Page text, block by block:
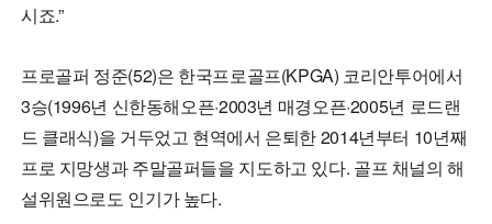
시죠.”
프로골퍼 정준(52)은 한국프로골프(KPGA) 코리안투어에서
3승(1996년 신한동해오픈·2003년 매경오픈·2005년 로드랜
드 클래식)을 거두었고 현역에서 은퇴한 2014년부터 10년째
프로 지망생과 주말골퍼들을 지도하고 있다. 골프 채널의 해
설위원으로도 인기가 높다.